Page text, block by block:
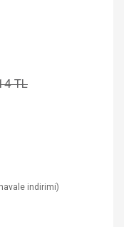
TL
indirimi)